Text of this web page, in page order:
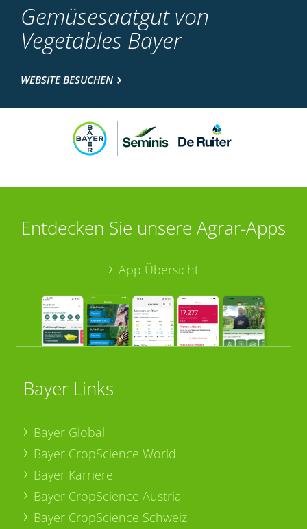
Gemüsesaatgut von
Vegetables Bayer
WEBSITE BESUCHEN
Entdecken Sie unsere Agrar-Apps
App Übersicht
Bayer Links
Bayer Global
Bayer CropScience World
Bayer Karriere
Bayer CropScience Austria
Bayer CropScience Schweiz